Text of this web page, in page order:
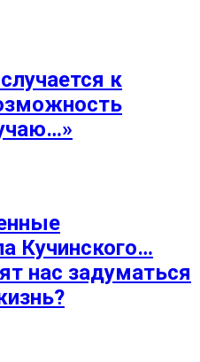
к
Кучинского…
нас задуматься